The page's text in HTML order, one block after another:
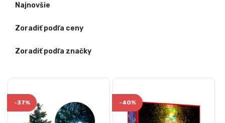
Najnovšie
Zoradiť podľa ceny
Zoradiť podľa značky
-37% -40%